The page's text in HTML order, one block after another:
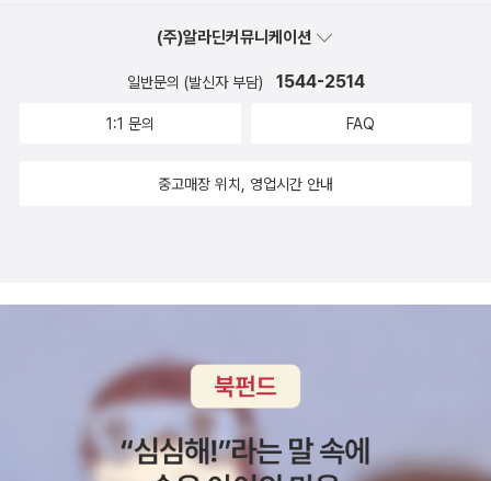
(주)알라딘커뮤니케이션
일반문의 (발신자 부담) 1544-2514
1:1 문의 FAQ
중고매장 위치, 영업시간 안내